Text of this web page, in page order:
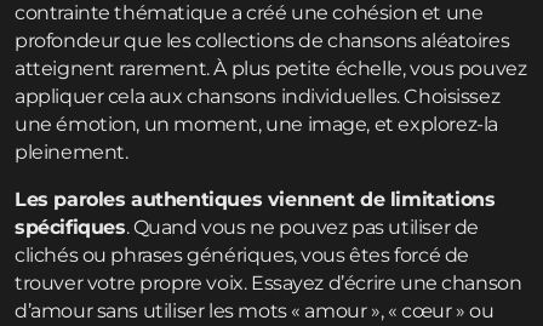
contrainte thématique a créé une cohésion et une
profondeur que les collections de chansons aléatoires
atteignent rarement. À plus petite échelle, vous pouvez
appliquer cela aux chansons individuelles. Choisissez
une émotion, un moment, une image, et explorez-la
pleinement.
Les paroles authentiques viennent de limitations
spécifiques. Quand vous ne pouvez pas utiliser de
clichés ou phrases génériques, vous êtes forcé de
trouver votre propre voix. Essayez d’écrire une chanson
d’amour sans utiliser les mots « amour », « cœur » ou